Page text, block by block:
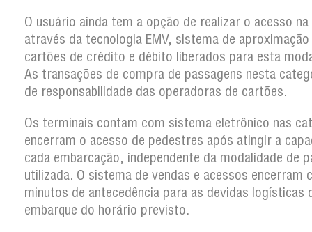
O usuário ainda tem a opção de realizar o acesso
através da tecnologia EMV, sistema de
cartões de crédito e débito liberados para esta
As transações de compra de passagens nesta
de responsabilidade das operadoras de cartões.
Os terminais contam com sistema eletrônico nas
encerram o acesso de pedestres após atingir a
cada embarcação, independente da modalidade de
utilizada. O sistema de vendas e acessos encerram
minutos de antecedência para as devidas logísticas
embarque do horário previsto.